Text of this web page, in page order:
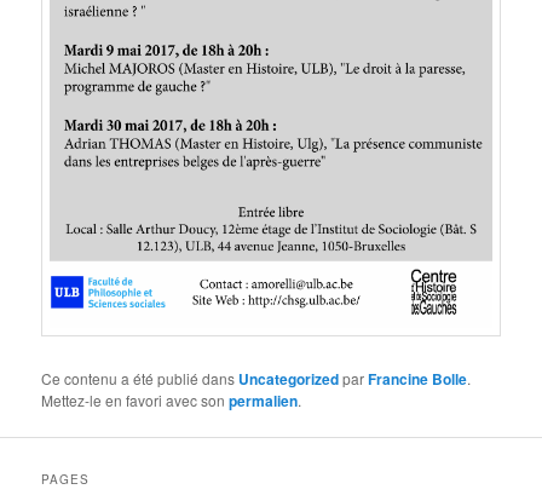
Ce contenu a été publié dans UncategorizedparFrancine Bolle.
Mettez-le en favori avec sonpermalien.
PAGES